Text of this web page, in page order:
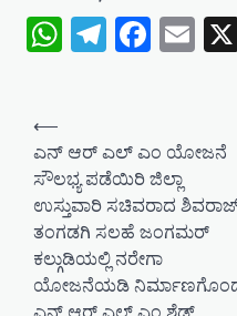
WhatsApp
⟵
ಎನ್ ಆರ್ ಎಲ್ ಎಂ ಯೋಜನೆ
ಸೌಲಭ್ಯ ಪಡೆಯಿರಿ ಜಿಲ್ಲಾ
ಉಸ್ತುವಾರಿ ಸಚಿವರಾದ
ತಂಗಡಗಿ ಸಲಹೆ ಜಂಗಮರ್
ಕಲ್ಗುಡಿಯಲ್ಲಿ ನರೇಗಾ
ಯೋಜನೆಯಡಿ